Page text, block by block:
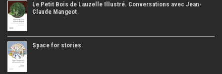
Le Petit Bois de Lauzelle Illustré. Conversations avec Jean-
Claude Mangeot
Space for stories